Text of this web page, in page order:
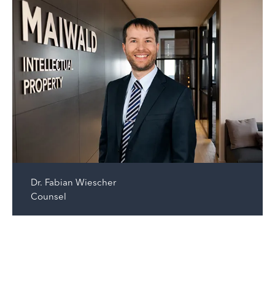
Dr. Fabian Wiescher
Counsel